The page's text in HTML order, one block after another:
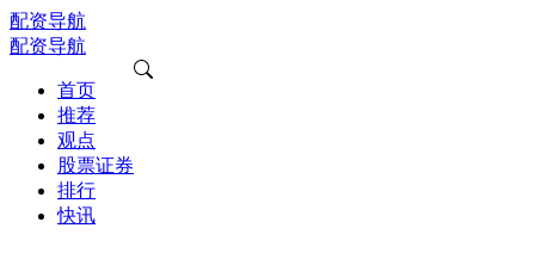
配资导航
配资导航
首页
推荐
观点
股票证券
排行
快讯